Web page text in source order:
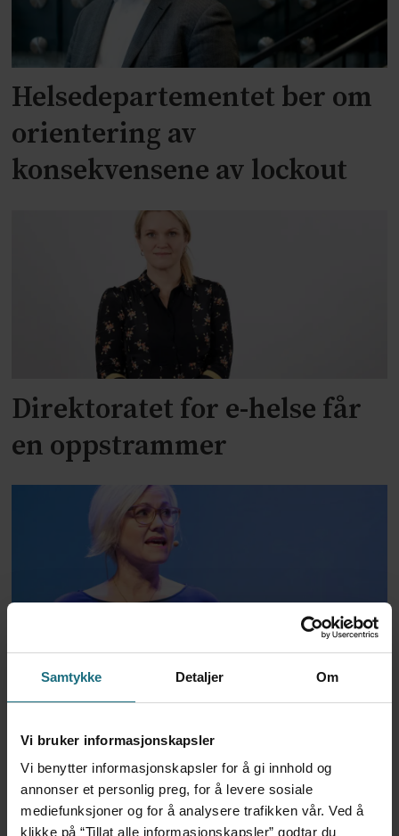
Samtykke Detaljer Om
Vi bruker informasjonskapsler
Vi benytter informasjonskapsler for å gi innhold og
annonser et personlig preg, for å levere sosiale
mediefunksjoner og for å analysere trafikken vår. Ved å
klikke på “Tillat alle informasjonskapsler” godtar du
Helsedepartementet ber om
orientering av
konsekvensene av lockout
Direktoratet for e-helse får
en oppstrammer
Utvalg skal utrede
grense for selvbestemt abort
ANNONSE KUN FOR HELSEPERSONELL